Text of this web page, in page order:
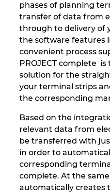
phases of planning
transfer of data from
through to delivery of
the software features
convenient process
PROJECT complete
solution for the
your terminal strips
the corresponding
Based on the
relevant data from
be transferred with
in order to
corresponding
complete. At the
automatically creates